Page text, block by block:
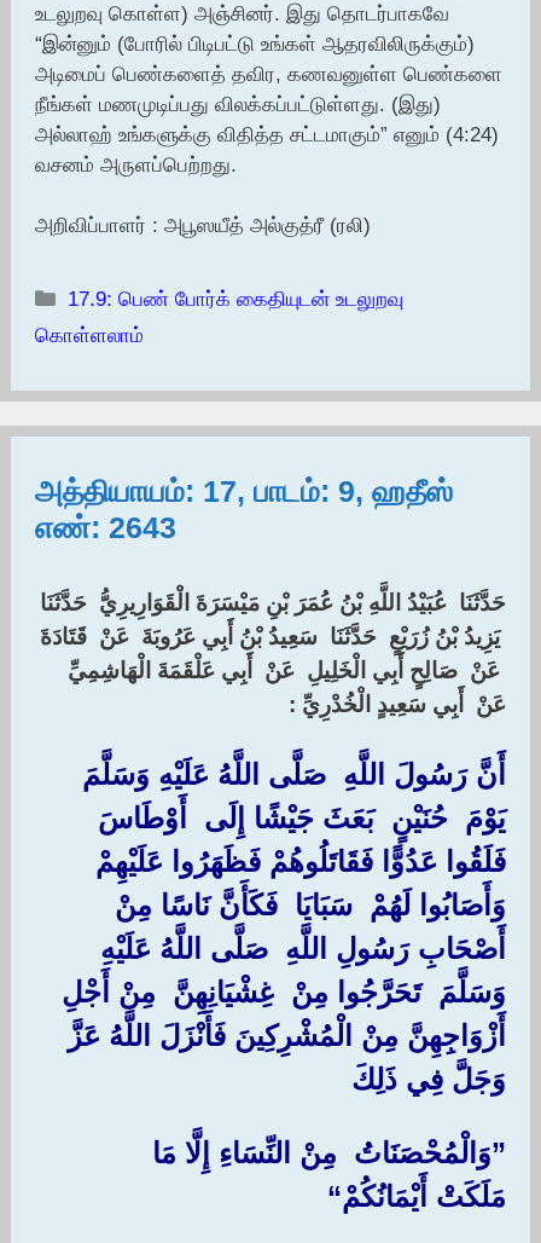
உடலுறவு கொள்ள) அஞ்சினர். இது தொடர்பாகவே
“இன்னும் (போரில் பிடிபட்டு உங்கள் ஆதரவிலிருக்கும்)
அடிமைப் பெண்களைத் தவிர, கணவனுள்ள பெண்களை
நீங்கள் மணமுடிப்பது விலக்கப்பட்டுள்ளது. (இது)
அல்லாஹ் உங்களுக்கு விதித்த சட்டமாகும்” எனும் (4:24)
வசனம் அருளப்பெற்றது.
அறிவிப்பாளர் : அபூஸயீத் அல்குத்ரீ (ரலி)
Categories
17.9: பெண் போர்க் கைதியுடன் உடலுறவு
கொள்ளலாம்
அத்தியாயம்: 17, பாடம்: 9, ஹதீஸ்
எண்: 2643
‏حَدَّثَنَا ‏ ‏عُبَيْدُ اللَّهِ بْنُ عُمَرَ بْنِ مَيْسَرَةَ الْقَوَارِيرِيُّ ‏ ‏حَدَّثَنَا
‏ ‏يَزِيدُ بْنُ زُرَيْعٍ ‏ ‏حَدَّثَنَا ‏ ‏سَعِيدُ بْنُ أَبِي عَرُوبَةَ ‏ ‏عَنْ ‏ ‏قَتَادَةَ
‏ ‏عَنْ ‏ ‏صَالِحٍ أَبِي الْخَلِيلِ ‏ ‏عَنْ ‏ ‏أَبِي عَلْقَمَةَ الْهَاشِمِيِّ ‏
‏عَنْ ‏ ‏أَبِي سَعِيدٍ الْخُدْرِيِّ : ‏
‏أَنَّ رَسُولَ اللَّهِ ‏ ‏صَلَّى اللَّهُ عَلَيْهِ وَسَلَّمَ ‏
‏يَوْمَ ‏ ‏حُنَيْنٍ ‏ ‏بَعَثَ جَيْشًا إِلَى ‏ ‏أَوْطَاسَ ‏
‏فَلَقُوا عَدُوًّا فَقَاتَلُوهُمْ فَظَهَرُوا عَلَيْهِمْ
وَأَصَابُوا لَهُمْ ‏ ‏سَبَايَا ‏ ‏فَكَأَنَّ نَاسًا مِنْ ‏
‏أَصْحَابِ رَسُولِ اللَّهِ ‏ ‏صَلَّى اللَّهُ عَلَيْهِ
وَسَلَّمَ ‏ ‏تَحَرَّجُوا مِنْ ‏ ‏غِشْيَانِهِنَّ ‏ ‏مِنْ أَجْلِ
أَزْوَاجِهِنَّ مِنْ الْمُشْرِكِينَ فَأَنْزَلَ اللَّهُ عَزَّ
وَجَلَّ فِي ذَلِكَ ‏
مَلَكَتْ أَيْمَانُكُمْ“ ‏